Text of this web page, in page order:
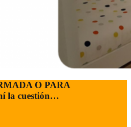
O PARA
la cuestión…